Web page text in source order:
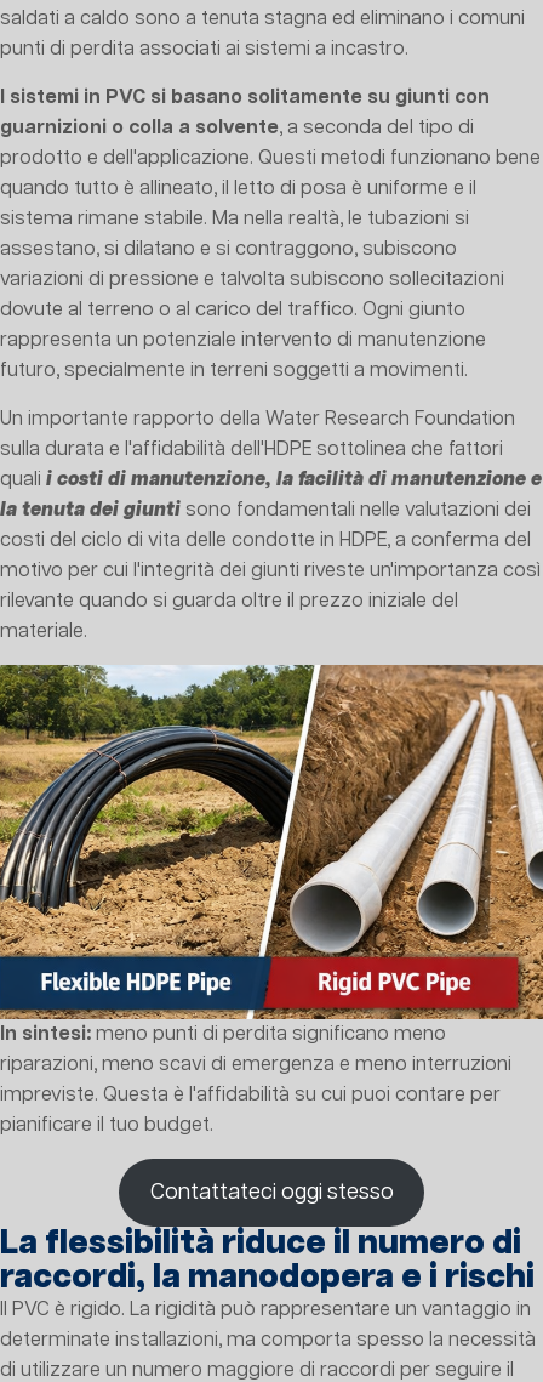
saldati a caldo sono a tenuta stagna ed eliminano i comuni
punti di perdita associati ai sistemi a incastro.
I sistemi in PVC si basano solitamente su giunti con
guarnizioni o colla a solvente, a seconda del tipo di
prodotto e dell'applicazione. Questi metodi funzionano bene
quando tutto è allineato, il letto di posa è uniforme e il
sistema rimane stabile. Ma nella realtà, le tubazioni si
assestano, si dilatano e si contraggono, subiscono
variazioni di pressione e talvolta subiscono sollecitazioni
dovute al terreno o al carico del traffico. Ogni giunto
rappresenta un potenziale intervento di manutenzione
futuro, specialmente in terreni soggetti a movimenti.
Un importante rapporto della Water Research Foundation
sulla durata e l'affidabilità dell'HDPE sottolinea che fattori
quali i costi di manutenzione, la facilità di manutenzione e
la tenuta dei giunti sono fondamentali nelle valutazioni dei
costi del ciclo di vita delle condotte in HDPE, a conferma del
motivo per cui l'integrità dei giunti riveste un'importanza così
rilevante quando si guarda oltre il prezzo iniziale del
materiale.
In sintesi: meno punti di perdita significano meno
riparazioni, meno scavi di emergenza e meno interruzioni
impreviste. Questa è l'affidabilità su cui puoi contare per
pianificare il tuo budget.
Contattateci oggi stesso
La flessibilità riduce il numero di
raccordi, la manodopera e i rischi
Il PVC è rigido. La rigidità può rappresentare un vantaggio in
determinate installazioni, ma comporta spesso la necessità
di utilizzare un numero maggiore di raccordi per seguire il